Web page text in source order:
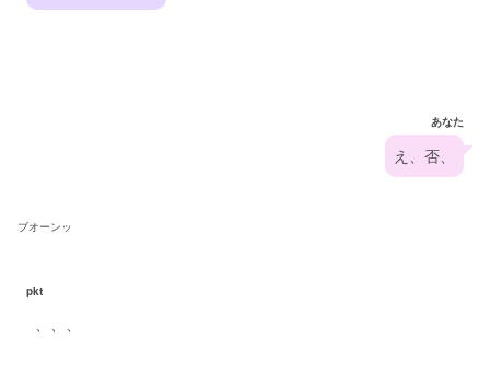
あなた
え、否、
ブオーンッ
pkt
、、、